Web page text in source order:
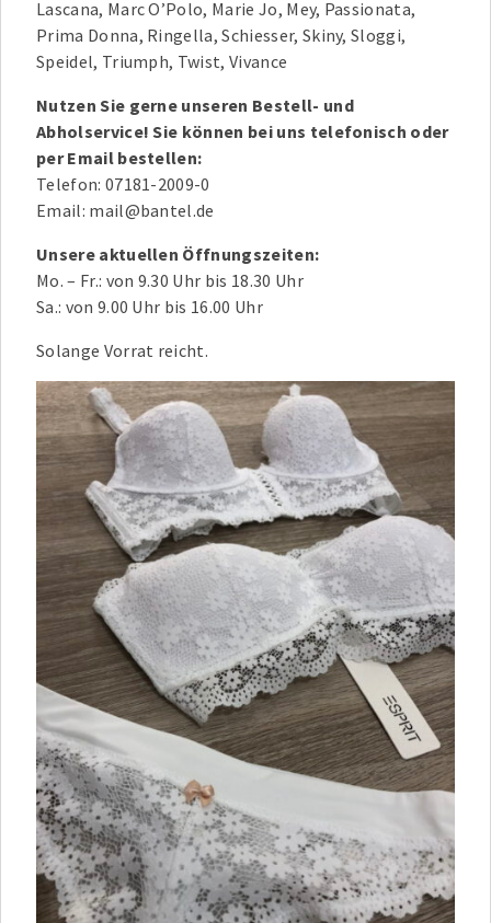
Lascana, Marc O’Polo, Marie Jo, Mey, Passionata,
Prima Donna, Ringella, Schiesser, Skiny, Sloggi,
Speidel, Triumph, Twist, Vivance
Nutzen Sie gerne unseren Bestell- und
Abholservice! Sie können bei uns telefonisch oder
per Email bestellen:
Telefon: 07181-2009-0
Email: mail@bantel.de
Unsere aktuellen Öffnungszeiten:
Mo. – Fr.: von 9.30 Uhr bis 18.30 Uhr
Sa.: von 9.00 Uhr bis 16.00 Uhr
Solange Vorrat reicht.